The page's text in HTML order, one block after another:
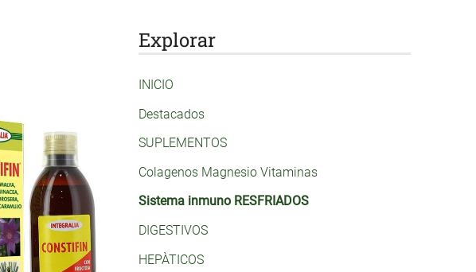
Explorar
INICIO
Destacados
SUPLEMENTOS
Colagenos Magnesio Vitaminas
Sistema inmuno RESFRIADOS
DIGESTIVOS
HEPÀTICOS